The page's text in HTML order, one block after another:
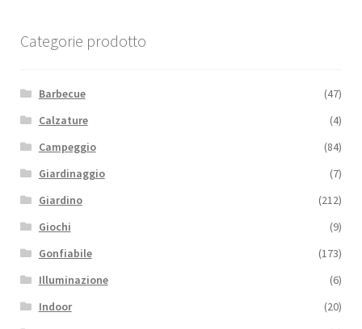
Categorie prodotto
Barbecue
(47)
Calzature
(4)
Campeggio
(84)
Giardinaggio
(7)
Giardino
(212)
Giochi
(9)
Gonfiabile
(173)
Illuminazione
(6)
Indoor
(20)